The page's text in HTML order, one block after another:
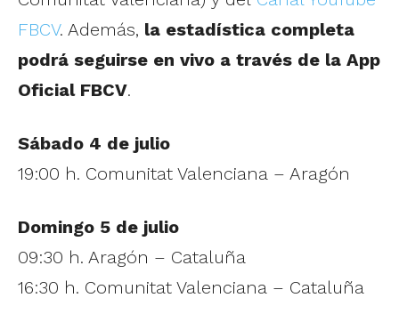
FBCV. Además, la estadística completa
podrá seguirse en vivo a través de la App
Oficial FBCV.
Sábado 4 de julio
19:00 h. Comunitat Valenciana – Aragón
Domingo 5 de julio
09:30 h. Aragón – Cataluña
16:30 h. Comunitat Valenciana – Cataluña